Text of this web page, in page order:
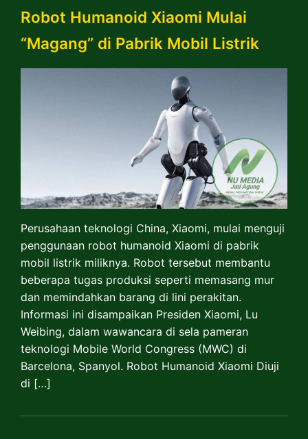
Robot Humanoid Xiaomi Mulai
“Magang” di Pabrik Mobil Listrik
Perusahaan teknologi China, Xiaomi, mulai menguji
penggunaan robot humanoid Xiaomi di pabrik
mobil listrik miliknya. Robot tersebut membantu
beberapa tugas produksi seperti memasang mur
dan memindahkan barang di lini perakitan.
Informasi ini disampaikan Presiden Xiaomi, Lu
Weibing, dalam wawancara di sela pameran
teknologi Mobile World Congress (MWC) di
Barcelona, Spanyol. Robot Humanoid Xiaomi Diuji
di […]